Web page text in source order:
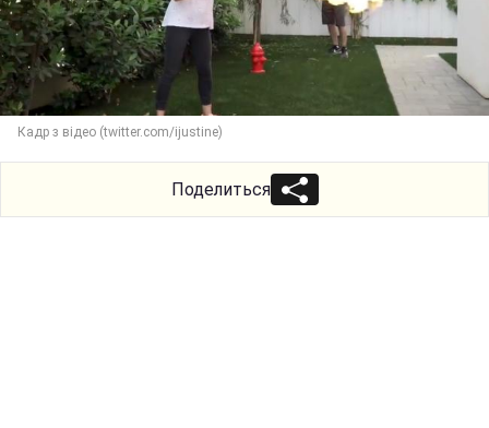
Кадр з відео (twitter.com/ijustine)
Поделиться